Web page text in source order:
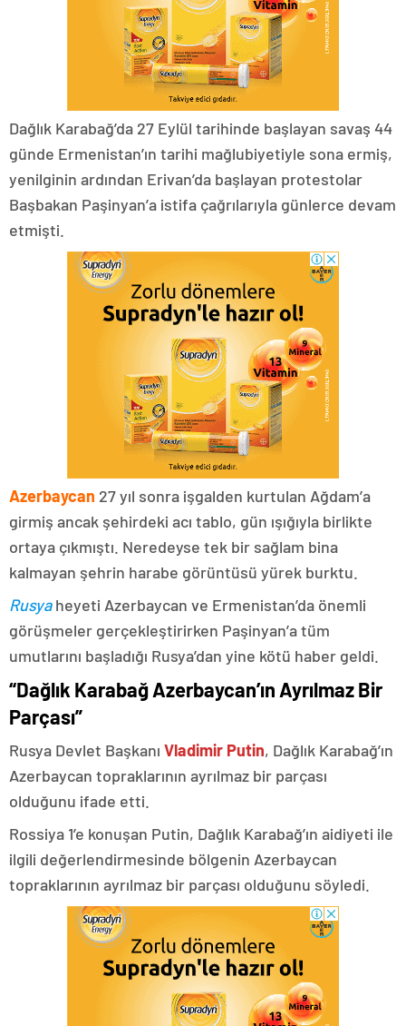
Dağlık Karabağ’da 27 Eylül tarihinde başlayan savaş 44
günde Ermenistan’ın tarihi mağlubiyetiyle sona ermiş,
yenilginin ardından Erivan’da başlayan protestolar
Başbakan Paşinyan’a istifa çağrılarıyla günlerce devam
etmişti.
Azerbaycan 27 yıl sonra işgalden kurtulan Ağdam’a
girmiş ancak şehirdeki acı tablo, gün ışığıyla birlikte
ortaya çıkmıştı. Neredeyse tek bir sağlam bina
kalmayan şehrin harabe görüntüsü yürek burktu.
Rusyaheyeti Azerbaycan ve Ermenistan’da önemli
görüşmeler gerçekleştirirken Paşinyan’a tüm
umutlarını başladığı Rusya’dan yine kötü haber geldi.
“Dağlık Karabağ Azerbaycan’ın Ayrılmaz Bir
Parçası”
Rusya Devlet Başkanı Vladimir Putin, Dağlık Karabağ’ın
Azerbaycan topraklarının ayrılmaz bir parçası
olduğunu ifade etti.
Rossiya 1’e konuşan Putin, Dağlık Karabağ’ın aidiyeti ile
ilgili değerlendirmesinde bölgenin Azerbaycan
topraklarının ayrılmaz bir parçası olduğunu söyledi.